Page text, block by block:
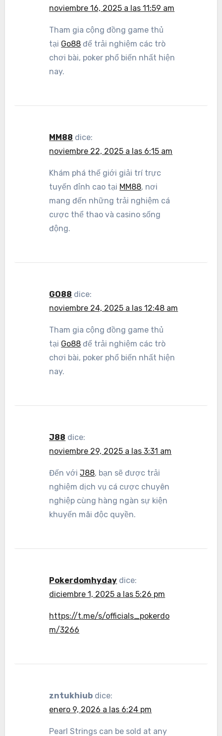
noviembre 16, 2025 a las 11:59 am
Tham gia cộng đồng game thủ
tại Go88 để trải nghiệm các trò
chơi bài, poker phổ biến nhất hiện
nay.
MM88 dice:
noviembre 22, 2025 a las 6:15 am
Khám phá thế giới giải trí trực
tuyến đỉnh cao tại MM88, nơi
mang đến những trải nghiệm cá
cược thể thao và casino sống
động.
GO88 dice:
noviembre 24, 2025 a las 12:48 am
Tham gia cộng đồng game thủ
tại Go88 để trải nghiệm các trò
chơi bài, poker phổ biến nhất hiện
nay.
J88 dice:
noviembre 29, 2025 a las 3:31 am
Đến vớiJ88, bạn sẽ được trải
nghiệm dịch vụ cá cược chuyên
nghiệp cùng hàng ngàn sự kiện
khuyến mãi độc quyền.
Pokerdomhyday dice:
diciembre 1, 2025 a las 5:26 pm
https://t.me/s/officials_pokerdo
m/3266
zntukhiub dice:
enero 9, 2026 a las 6:24 pm
Pearl Strings can be sold at any